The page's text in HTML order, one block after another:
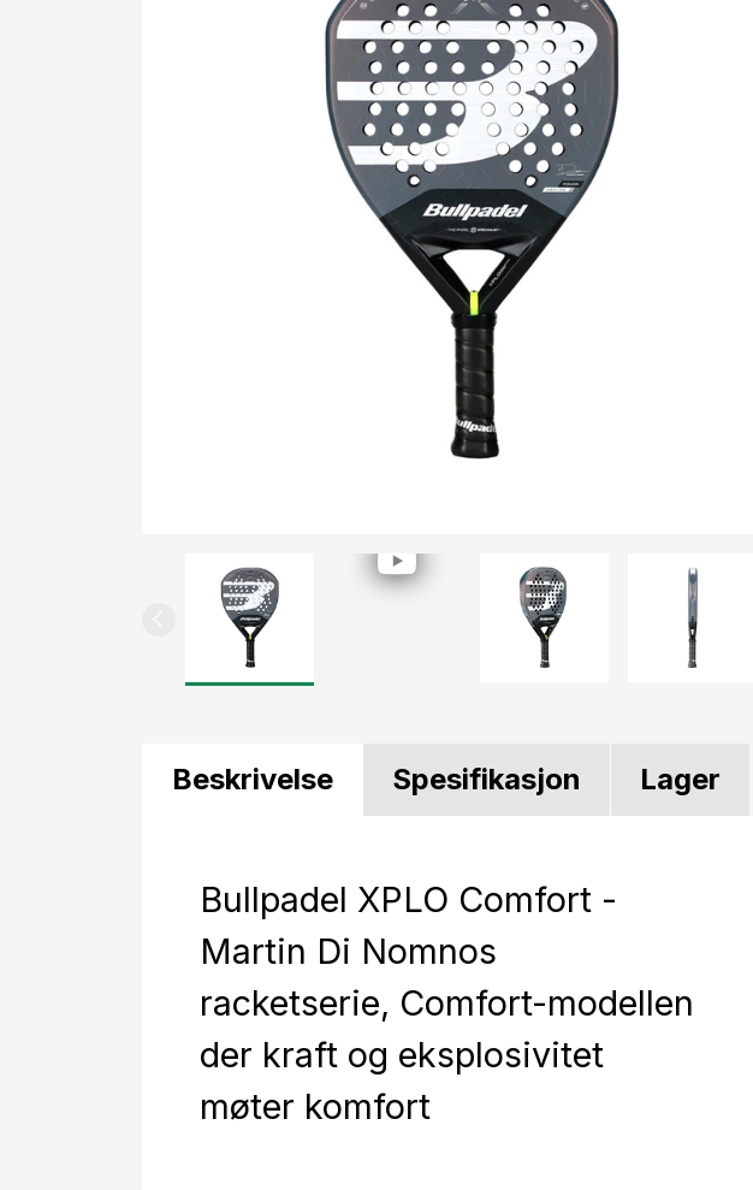
Beskrivelse Spesifikasjon Lager
Bullpadel XPLO Comfort -
Martin Di Nomnos
racketserie, Comfort-modellen
der kraft og eksplosivitet
møter komfort